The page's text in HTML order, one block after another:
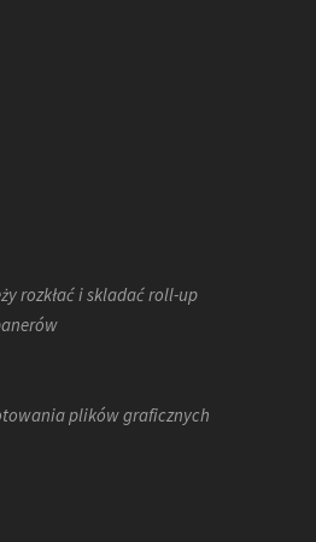
rozkłać i skladać roll-up
plików graficznych